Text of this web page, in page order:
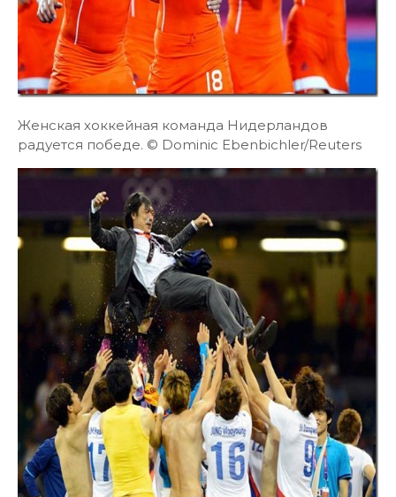
Женская хоккейная команда Нидерландов
радуется победе. © Dominic Ebenbichler/Reuters